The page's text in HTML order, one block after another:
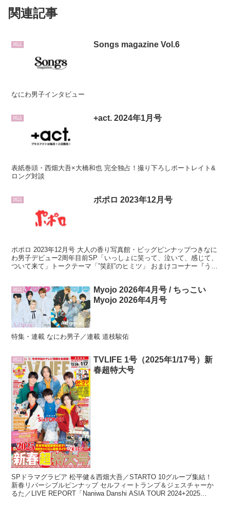
関連記事
雑誌 Songs magazine Vol.6
なにわ男子インタビュー
雑誌 +act. 2024年1月号
表紙巻頭・西畑大吾×大橋和也 完全独占！撮り下ろしポートレイト&
ロング対談
雑誌 ポポロ 2023年12月号
ポポロ 2023年12月号 大人の香り写真館・ビッグピンナップつきなに
わ男子デビュー2周年目前SP「いっしょに笑って、泣いて、感じて、
ついて来て」トークテーマ「”笑顔”のヒミツ」 おまけコーナー『うぶ
雑誌
Myojo 2026年4月号 / ちっこい
Myojo 2026年4月号
特集・連載 なにわ男子／連載 道枝駿佑
雑誌
TVLIFE 1号（2025年1/17号）新
春超特大号
SPドラマグラビア 松平健＆西畑大吾／STARTO 10グループ集結！
新春リバーシブルピンナップ セルフィートランプ＆ジェスチャーか
るた／LIVE REPORT「Naniwa Danshi ASIA TOUR 2024+2025